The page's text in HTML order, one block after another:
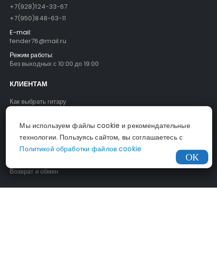
+7(928)124-33-67
+7(950)848-63-11
E-mail:
fender76@mail.ru
Режим работы:
Без выходных с 10:00 до 19:00
КЛИЕНТАМ
Как выбрать гитару
Как выбрать пианино
Гарантия минимальной цены
Доставка
Возврат и обмен
Мы используем файлы cookie и рекомендательные
технологии. Пользуясь сайтом, вы соглашаетесь с
Политикой обработки файлов cookie